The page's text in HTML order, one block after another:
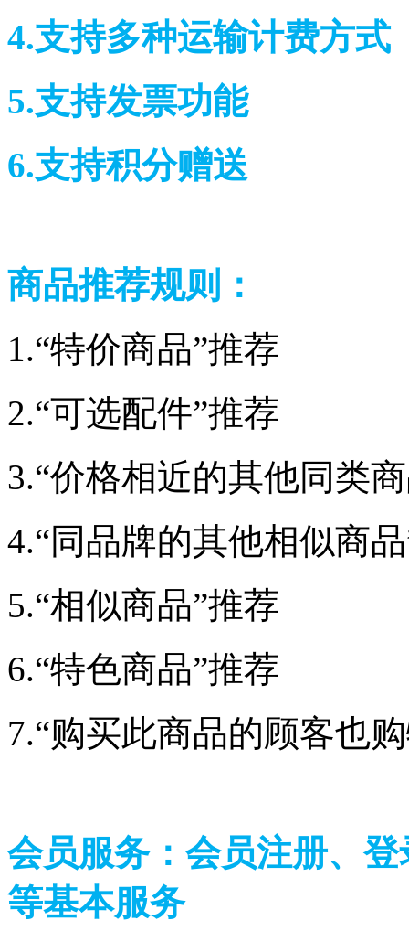
4.支持多种运输计费
5.支持发票功能
6.支持积分赠送
商品推荐规则：
1.“特价商品”推荐
2.“可选配件”推荐
3.“价格相近的其他同
4.“同品牌的其他相似
5.“相似商品”推荐
6.“特色商品”推荐
7.“购买此商品的顾客
会员服务： 会员注册、
等基本服务